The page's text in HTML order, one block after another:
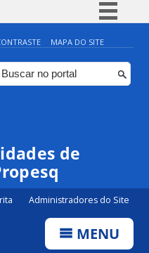
Simplifique!
Comunica BR
Participe
Canais
MAPA DO SITE
de
Administradores do Site
MENU